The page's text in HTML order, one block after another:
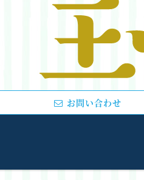
お問い合わせ